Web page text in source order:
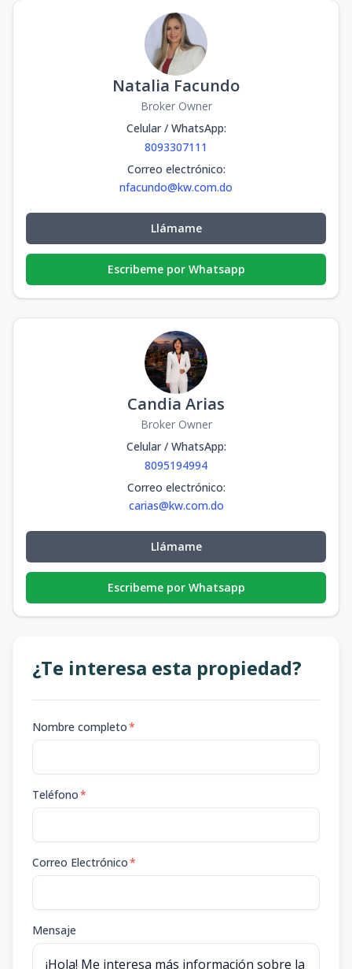
Natalia Facundo
Broker Owner
Celular / WhatsApp:
8093307111
Correo electrónico:
nfacundo@kw.com.do
Llámame
Escribeme por Whatsapp
Candia Arias
Broker Owner
Celular / WhatsApp:
8095194994
Correo electrónico:
carias@kw.com.do
Llámame
Escribeme por Whatsapp
¿Te interesa esta propiedad?
Nombre completo*
Teléfono*
Correo Electrónico*
Mensaje